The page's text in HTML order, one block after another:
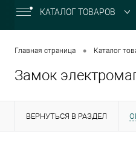
КАТАЛОГ ТОВАРОВ
Главная страница • Каталог
Замок
ВЕРНУТЬСЯ В РАЗДЕЛ